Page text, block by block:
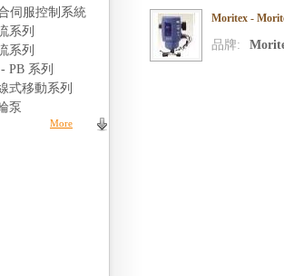
伺服控制系統
系列
系列
PB 系列
式移動系列
泵
More
Moritex -
品牌: